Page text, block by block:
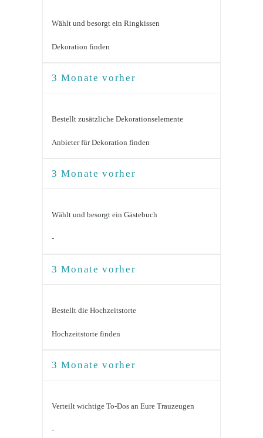
Wählt und besorgt ein Ringkissen
Dekoration finden
3 Monate vorher
Bestellt zusätzliche Dekorationselemente
Anbieter für Dekoration finden
3 Monate vorher
Wählt und besorgt ein Gästebuch
-
3 Monate vorher
Bestellt die Hochzeitstorte
Hochzeitstorte finden
3 Monate vorher
Verteilt wichtige To-Dos an Eure Trauzeugen
-